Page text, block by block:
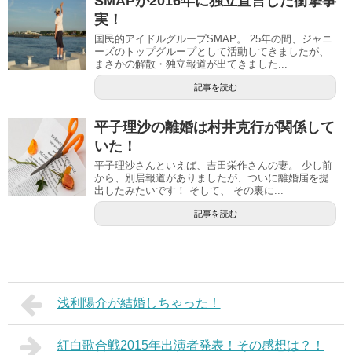
実！
国民的アイドルグループSMAP。 25年の間、ジャニ
ーズのトップグループとして活動してきましたが、
まさかの解散・独立報道が出てきました...
記事を読む
平子理沙の離婚は村井克行が関係して
いた！
平子理沙さんといえば、吉田栄作さんの妻。 少し前
から、別居報道がありましたが、ついに離婚届を提
出したみたいです！ そして、 その裏に...
記事を読む
浅利陽介が結婚しちゃった！
紅白歌合戦2015年出演者発表！その感想は？！